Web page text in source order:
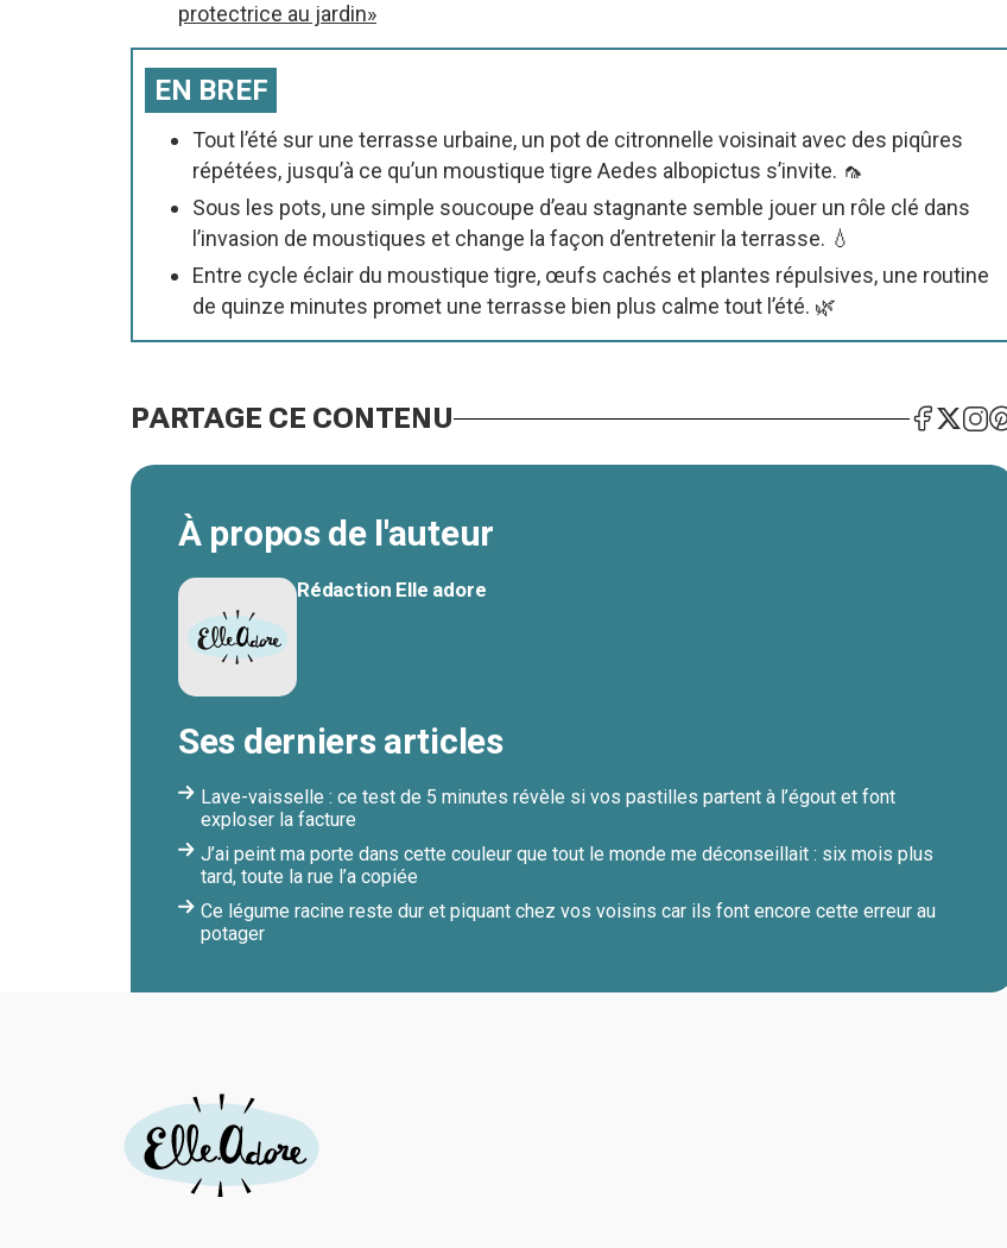
protectrice au jardin»
EN BREF
Tout l’été sur une terrasse urbaine, un pot de citronnelle voisinait avec des piqûres
répétées, jusqu’à ce qu’un moustique tigre Aedes albopictus s’invite. 🦟
Sous les pots, une simple soucoupe d’eau stagnante semble jouer un rôle clé dans
l’invasion de moustiques et change la façon d’entretenir la terrasse. 💧
Entre cycle éclair du moustique tigre, œufs cachés et plantes répulsives, une routine
de quinze minutes promet une terrasse bien plus calme tout l’été. 🌿
PARTAGE CE CONTENU
À propos de l'auteur
Rédaction Elle adore
Ses derniers articles
Lave-vaisselle : ce test de 5 minutes révèle si vos pastilles partent à l’égout et font
exploser la facture
J’ai peint ma porte dans cette couleur que tout le monde me déconseillait : six mois plus
tard, toute la rue l’a copiée
Ce légume racine reste dur et piquant chez vos voisins car ils font encore cette erreur au
potager